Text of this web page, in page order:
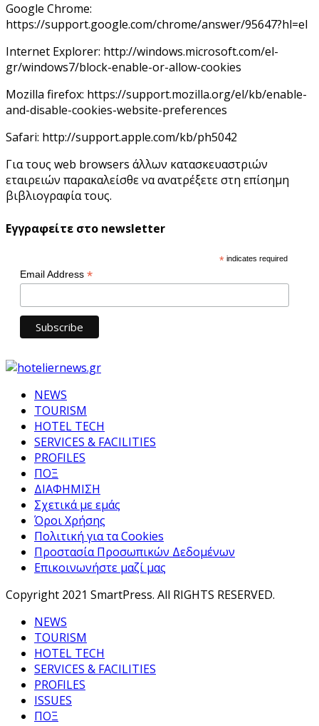
Google Chrome:
https://support.google.com/chrome/answer/95647?hl=el
Internet Explorer: http://windows.microsoft.com/el-
gr/windows7/block-enable-or-allow-cookies
Mozilla firefox: https://support.mozilla.org/el/kb/enable-
and-disable-cookies-website-preferences
Safari: http://support.apple.com/kb/ph5042
Για τους web browsers άλλων κατασκευαστριών
εταιρειών παρακαλείσθε να ανατρέξετε στη επίσημη
βιβλιογραφία τους.
Εγγραφείτε στο newsletter
* indicates required
Email Address *
NEWS
TOURISM
HOTEL TECH
SERVICES & FACILITIES
PROFILES
ΠΟΞ
ΔΙΑΦΗΜΙΣΗ
Σχετικά με εμάς
Όροι Χρήσης
Πολιτική για τα Cookies
Προστασία Προσωπικών Δεδομένων
Επικοινωνήστε μαζί μας
Copyright 2021 SmartPress. All RIGHTS RESERVED.
NEWS
TOURISM
HOTEL TECH
SERVICES & FACILITIES
PROFILES
ISSUES
ΠΟΞ